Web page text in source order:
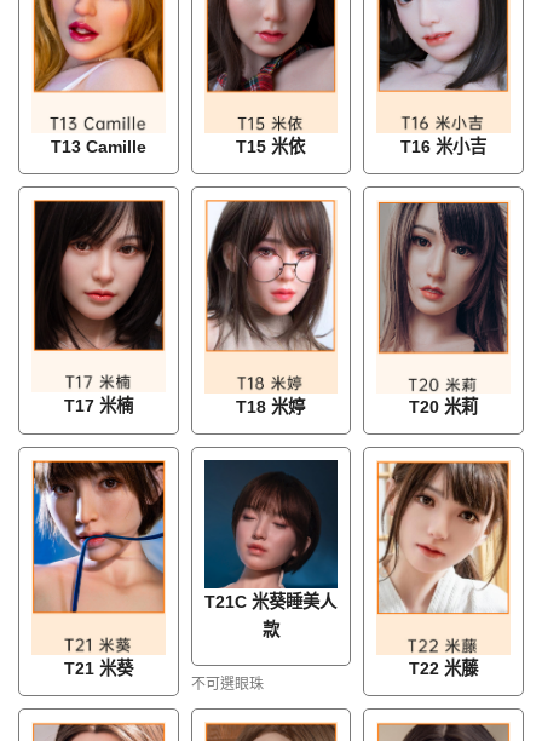
T13 Camille T15 米依 T16 米小吉
T17 米楠 T18 米婷 T20 米莉
T21 米葵
T21C 米葵睡美人
款
不可選眼珠
T22 米藤